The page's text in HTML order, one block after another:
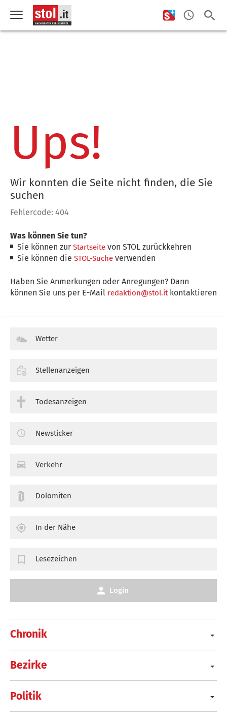
Ups!
Wir konnten die Seite nicht finden, die Sie
suchen
Fehlercode: 404
Was können Sie tun?
Sie können zurStartseite von STOL zurückkehren
Sie können dieSTOL-Suche verwenden
Haben Sie Anmerkungen oder Anregungen? Dann
können Sie uns per E-Mail redaktion@stol.itkontaktieren
Chronik
Bezirke
Politik
Wetter
Stellenanzeigen
Todesanzeigen
Newsticker
Verkehr
Dolomiten
In der Nähe
Lesezeichen
Login